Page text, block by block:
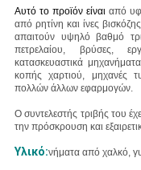
Αυτό το προϊόν είναι από
από ρητίνη και ίνες βισκόζης
απαιτούν υψηλό βαθμό
πετρελαίου, βρύσες,
κατασκευαστικά
κοπής χαρτιού, μηχανές
πολλών άλλων εφαρμογών.
Ο συντελεστής τριβής του
την πρόσκρουση και
Υλικό:νήματα από χαλκό,